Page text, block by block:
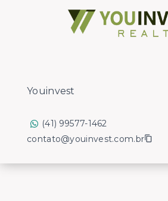
Youinvest
(41) 99577-1462
contato@youinvest.com.br